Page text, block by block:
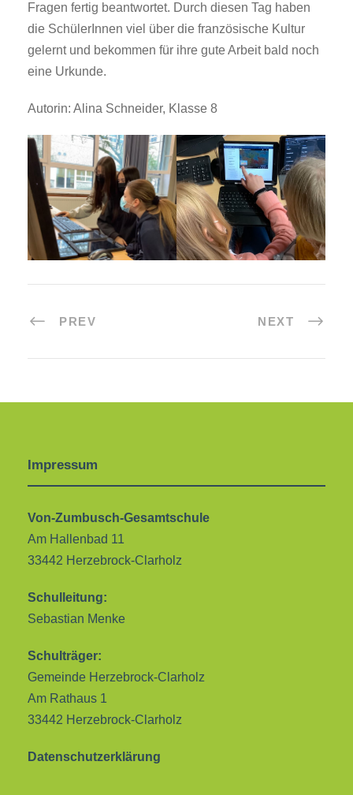
Fragen fertig beantwortet. Durch diesen Tag haben
die SchülerInnen viel über die französische Kultur
gelernt und bekommen für ihre gute Arbeit bald noch
eine Urkunde.
Autorin: Alina Schneider, Klasse 8
PREV NEXT
Impressum
Von-Zumbusch-Gesamtschule
Am Hallenbad 11
33442 Herzebrock-Clarholz
Schulleitung:
Sebastian Menke
Schulträger:
Gemeinde Herzebrock-Clarholz
Am Rathaus 1
33442 Herzebrock-Clarholz
Datenschutzerklärung